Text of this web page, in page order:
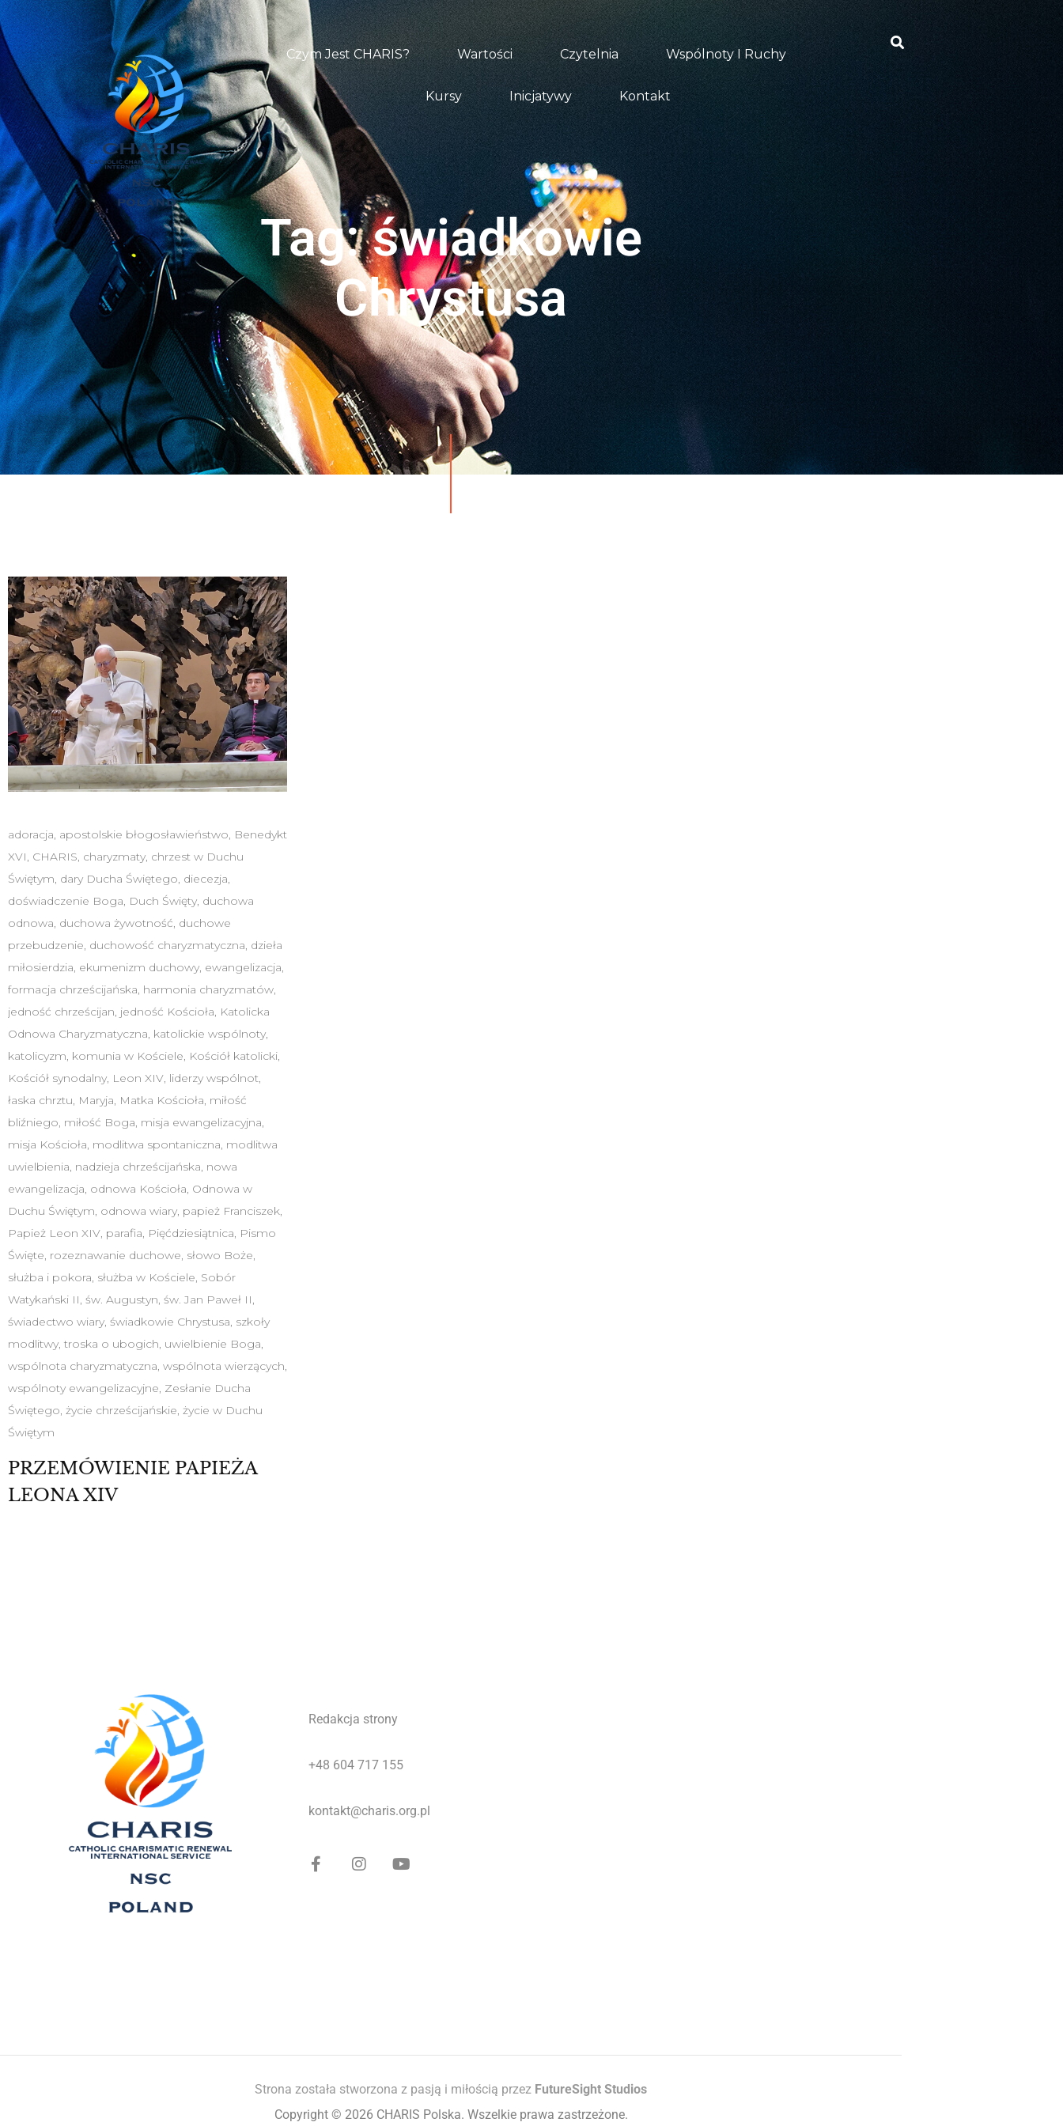
Czym Jest CHARIS? Wartości Czytelnia Wspólnoty I Ruchy
Kursy Inicjatywy Kontakt
Tag: świadkowie
Chrystusa
adoracja, apostolskie błogosławieństwo, Benedykt
XVI, CHARIS, charyzmaty, chrzest w Duchu
Świętym, dary Ducha Świętego, diecezja,
doświadczenie Boga, Duch Święty, duchowa
odnowa, duchowa żywotność, duchowe
przebudzenie, duchowość charyzmatyczna, dzieła
miłosierdzia, ekumenizm duchowy, ewangelizacja,
formacja chrześcijańska, harmonia charyzmatów,
jedność chrześcijan, jedność Kościoła, Katolicka
Odnowa Charyzmatyczna, katolickie wspólnoty,
katolicyzm, komunia w Kościele, Kościół katolicki,
Kościół synodalny, Leon XIV, liderzy wspólnot,
łaska chrztu, Maryja, Matka Kościoła, miłość
bliźniego, miłość Boga, misja ewangelizacyjna,
misja Kościoła, modlitwa spontaniczna, modlitwa
uwielbienia, nadzieja chrześcijańska, nowa
ewangelizacja, odnowa Kościoła, Odnowa w
Duchu Świętym, odnowa wiary, papież Franciszek,
Papież Leon XIV, parafia, Pięćdziesiątnica, Pismo
Święte, rozeznawanie duchowe, słowo Boże,
służba i pokora, służba w Kościele, Sobór
Watykański II, św. Augustyn, św. Jan Paweł II,
świadectwo wiary, świadkowie Chrystusa, szkoły
modlitwy, troska o ubogich, uwielbienie Boga,
wspólnota charyzmatyczna, wspólnota wierzących,
wspólnoty ewangelizacyjne, Zesłanie Ducha
Świętego, życie chrześcijańskie, życie w Duchu
Świętym
PRZEMÓWIENIE PAPIEŻA
LEONA XIV
Redakcja strony
+48 604 717 155
kontakt@charis.org.pl
Strona została stworzona z pasją i miłością przez FutureSight Studios
Copyright © 2026 CHARIS Polska. Wszelkie prawa zastrzeżone.